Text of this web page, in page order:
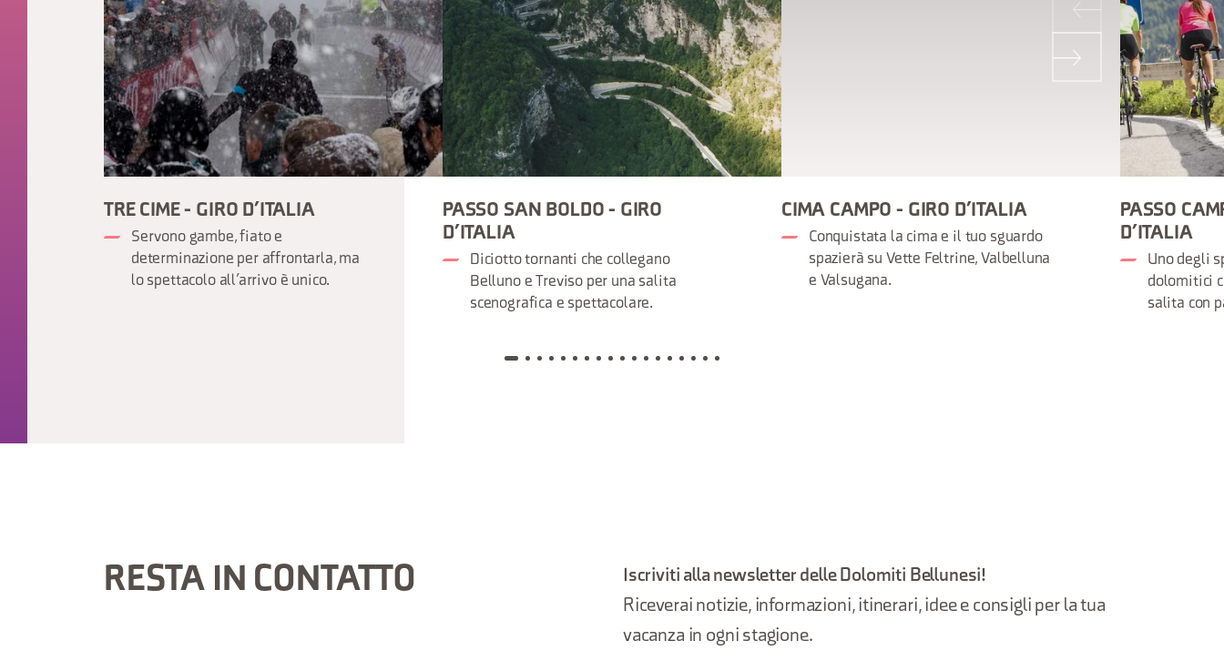
TRE CIME - GIRO D’ITALIA
Servono gambe, fiato e
determinazione per affrontarla, ma
lo spettacolo all’arrivo è unico.
PASSO SAN BOLDO - GIRO
D’ITALIA
Diciotto tornanti che collegano
Belluno e Treviso per una salita
scenografica e spettacolare.
CIMA CAMPO - GIRO D’ITALIA
Conquistata la cima e il tuo sguardo
spazierà su Vette Feltrine, Valbelluna
e Valsugana.
PASSO
D’ITALIA
Uno degli
dolomitici
salita con
RESTA IN CONTATTO
Iscriviti alla newsletter delle Dolomiti Bellunesi!
Riceverai notizie, informazioni, itinerari, idee e consigli per la tua
vacanza in ogni stagione.